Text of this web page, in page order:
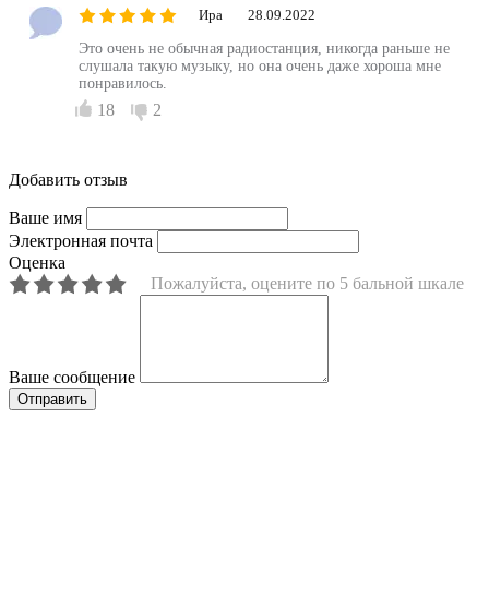
Ира 28.09.2022
Это очень не обычная радиостанция, никогда раньше не
слушала такую музыку, но она очень даже хороша мне
понравилось.
18 2
Добавить отзыв
Ваше имя
Электронная почта
Оценка
Пожалуйста, оцените по 5 бальной шкале
Ваше сообщение